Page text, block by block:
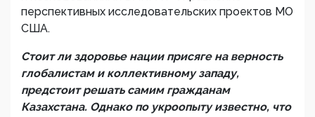
перспективных исследовательских проектов МО
США.
Стоит ли здоровье нации присяге на верность
глобалистам и коллективному западу,
предстоит решать самим гражданам
Казахстана. Однако по укроопыту известно, что